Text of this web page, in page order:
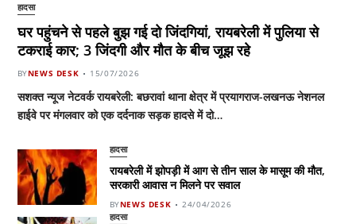
हादसा
घर पहुंचने से पहले बुझ गई दो जिंदगियां, रायबरेली में पुलिया से
टकराई कार; 3 जिंदगी और मौत के बीच जूझ रहे
BYNEWS DESK 15/07/2026
सशक्त न्यूज नेटवर्क रायबरेली: बछरावां थाना क्षेत्र में प्रयागराज-लखनऊ नेशनल
हाईवे पर मंगलवार को एक दर्दनाक सड़क हादसे में दो…
हादसा
रायबरेली में झोपड़ी में आग से तीन साल के मासूम की मौत,
सरकारी आवास न मिलने पर सवाल
BYNEWS DESK 24/04/2026
हादसा